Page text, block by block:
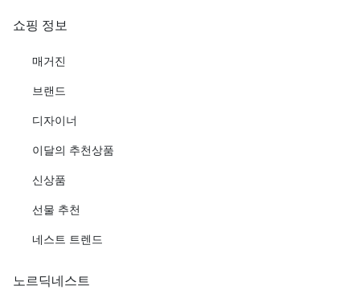
쇼핑 정보
매거진
브랜드
디자이너
이달의 추천상품
신상품
선물 추천
네스트 트렌드
노르딕네스트